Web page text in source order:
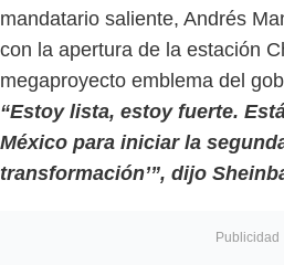
mandatario saliente, Andrés
con la apertura de la estación
megaproyecto emblema del
“Estoy lista, estoy fuerte.
México para iniciar la
transformación’”, dijo